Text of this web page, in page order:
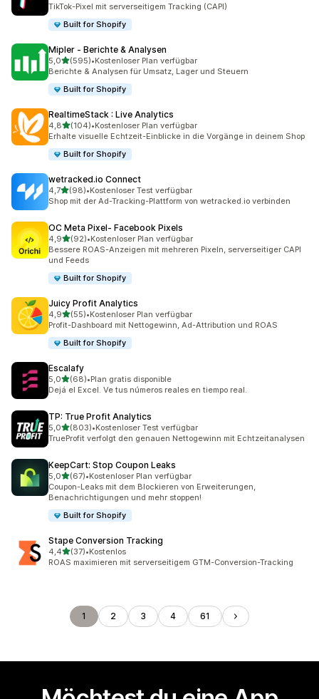
TikTok-Pixel mit serverseitigem Tracking (CAPI)
Built for Shopify
Mipler ‑ Berichte & Analysen
5,0von 5 Sternen
(595)
595 Rezensionen insgesamt
•Kostenloser Plan verfügbar
Berichte & Analysen für Umsatz, Lager und Steuern
Built for Shopify
RealtimeStack : Live Analytics
4,8von 5 Sternen
(104)
104 Rezensionen insgesamt
•Kostenloser Plan verfügbar
Erhalte visuelle Echtzeit-Einblicke in die Vorgänge in deinem Shop
Built for Shopify
wetracked.io Connect
4,7von 5 Sternen
(98)
98 Rezensionen insgesamt
•Kostenloser Test verfügbar
Shop mit der Ad-Tracking-Plattform von wetracked.io verbinden
OC Meta Pixel‑ Facebook Pixels
4,9von 5 Sternen
(92)
92 Rezensionen insgesamt
•Kostenloser Plan verfügbar
Bessere ROAS-Anzeigen mit mehreren Pixeln, serverseitiger CAPI
und Feeds
Built for Shopify
Juicy Profit Analytics
4,9von 5 Sternen
(55)
55 Rezensionen insgesamt
•Kostenloser Plan verfügbar
Profit-Dashboard mit Nettogewinn, Ad-Attribution und ROAS
Built for Shopify
Escalafy
5,0von 5 Sternen
(68)
68 Rezensionen insgesamt
•Plan gratis disponible
Dejá el Excel. Ve tus números reales en tiempo real.
TP: True Profit Analytics
5,0von 5 Sternen
(803)
803 Rezensionen insgesamt
•Kostenloser Test verfügbar
TrueProfit verfolgt den genauen Nettogewinn mit Echtzeitanalysen
KeepCart: Stop Coupon Leaks
5,0von 5 Sternen
(67)
67 Rezensionen insgesamt
•Kostenloser Plan verfügbar
Coupon-Leaks mit dem Blockieren von Erweiterungen,
Benachrichtigungen und mehr stoppen!
Built for Shopify
Stape Conversion Tracking
4,4von 5 Sternen
(37)
37 Rezensionen insgesamt
•Kostenlos
ROAS maximieren mit serverseitigem GTM-Conversion-Tracking
1 2 3 4 61